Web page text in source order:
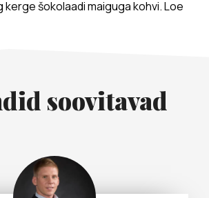
kerge šokolaadi maiguga kohvi. Loe
soovitavad